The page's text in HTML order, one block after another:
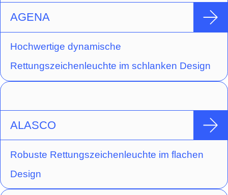
AGENA
Hochwertige dynamische
Rettungszeichenleuchte im schlanken Design
ALASCO
Robuste Rettungszeichenleuchte im flachen
Design